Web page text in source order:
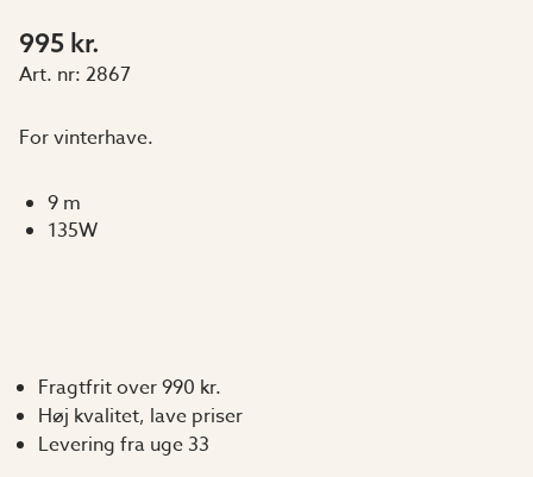
995 kr.
Art. nr: 2867
For vinterhave.
9 m
135W
Fragtfrit over 990 kr.
Høj kvalitet, lave priser
Levering fra uge 33